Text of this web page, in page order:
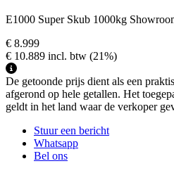
E1000 Super Skub 1000kg
€ 8.999
€ 10.889 incl. btw (21%)
De getoonde prijs dient als een
afgerond op hele getallen. Het
geldt in het land waar de verkoper
Stuur een bericht
Whatsapp
Bel ons